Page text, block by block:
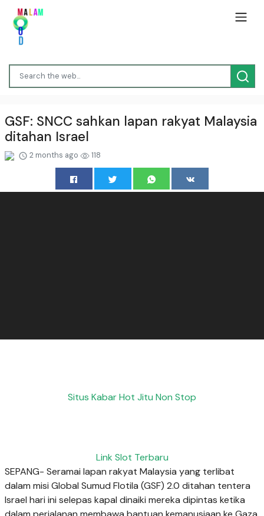
GSF: SNCC sahkan lapan rakyat Malaysia
ditahan Israel
2 months ago 118
Situs Kabar Hot Jitu Non Stop
Link Slot Terbaru
SEPANG- Seramai lapan rakyat Malaysia yang terlibat
dalam misi Global Sumud Flotila (GSF) 2.0 ditahan tentera
Israel hari ini selepas kapal dinaiki mereka dipintas ketika